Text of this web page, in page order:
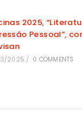
2025,
Pessoal”,
2025 / 0 COMMENTS